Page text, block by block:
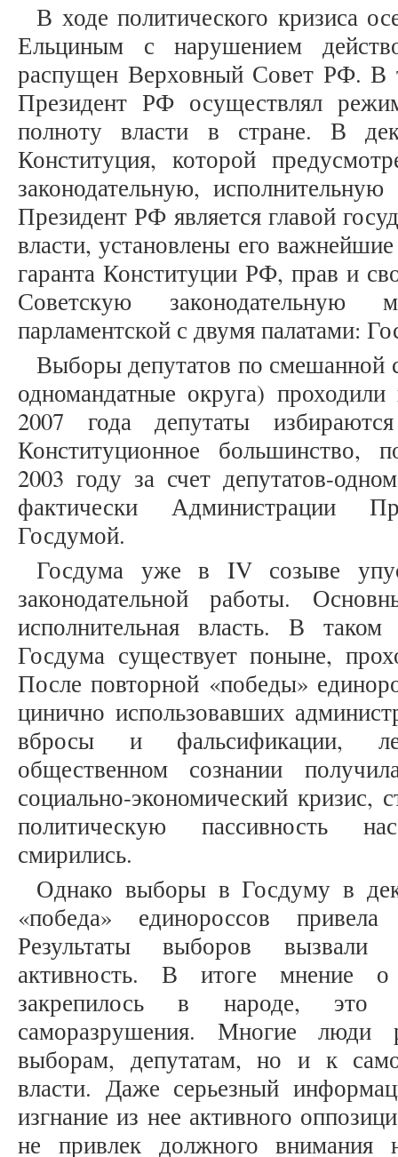
В ходе политического кризиса
Ельциным с нарушением
распущен Верховный Совет РФ. В
Президент РФ осуществлял
полноту власти в стране. В
Конституция, которой
законодательную,
Президент РФ является главой
власти, установлены его
гаранта Конституции РФ, прав и
Советскую законодательную
парламентской с двумя палатами:
Выборы депутатов по смешанной
одномандатные округа)
2007 года депутаты
Конституционное большинство,
2003 году за счет депутатов-
фактически Администрации
Госдумой.
Госдума уже в IV созыве
законодательной работы.
исполнительная власть. В таком
Госдума существует поныне,
После повторной «победы»
цинично использовавших
вбросы и фальсификации,
общественном сознании
социально-экономический кризис,
политическую пассивность
смирились.
Однако выборы в Госдуму в
«победа» единороссов
Результаты выборов вызвали
активность. В итоге мнение о
закрепилось в народе, это
саморазрушения. Многие
выборам, депутатам, но и к
власти. Даже серьезный
изгнание из нее активного
не привлек должного внимания